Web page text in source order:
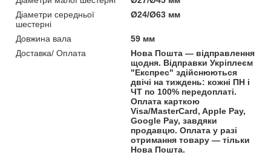
Діаметри середньої
шестерні
Ø24/Ø63 мм
Довжина вала
59 мм
Доставка/ Оплата
Нова Пошта — відправлення
щодня. Відправки Укріплеєм
"Експрес" здійснюються
двічі на тиждень: кожні ПН і
ЧТ по 100% передоплаті.
Оплата карткою
Visa/MasterCard, Apple Pay,
Google Pay, завдяки
продавцю. Оплата у разі
отримання товару — тільки
Нова Пошта.